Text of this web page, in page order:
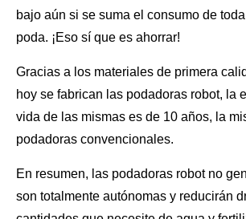
bajo aún si se suma el consumo de
poda. ¡Eso sí que es ahorrar!
Gracias a los materiales de primera
hoy se fabrican las podadoras robot, la
vida de las mismas es de 10 años, la
podadoras convencionales.
En resumen, las podadoras robot no
son totalmente autónomas y reducirán